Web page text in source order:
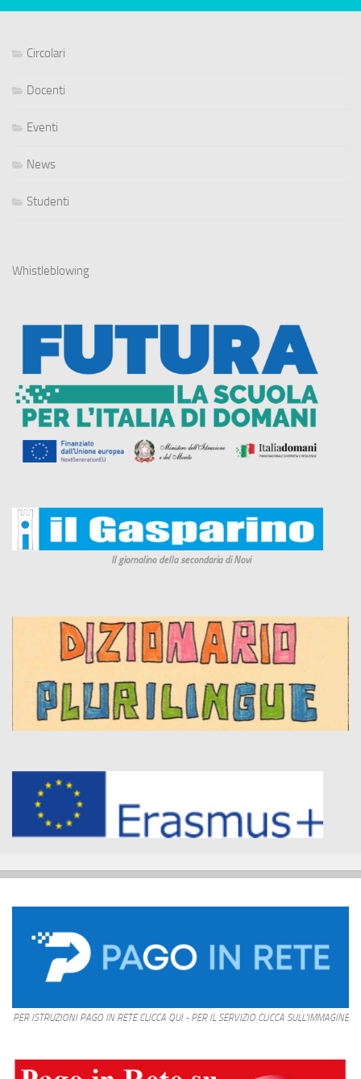
Circolari
Docenti
Eventi
News
Studenti
Whistleblowing
Il giornalino della secondaria di Novi
PER ISTRUZIONI PAGO IN RETE CLICCA QUI - PER IL SERVIZIO CLICCA SULL'IMMAGINE